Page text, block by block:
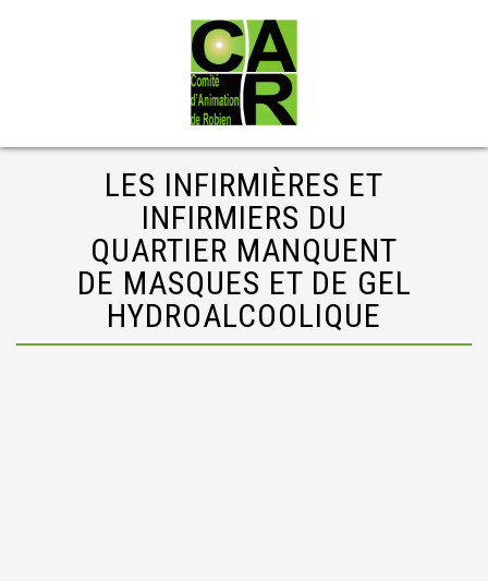
LES INFIRMIÈRES ET
INFIRMIERS DU
QUARTIER MANQUENT
DE MASQUES ET DE GEL
HYDROALCOOLIQUE